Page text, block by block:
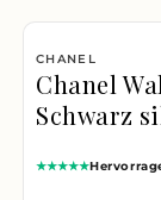
öffnen
CHANEL
Chanel
Schwarz
★★★★★